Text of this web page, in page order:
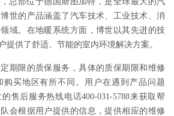
世的产品涵盖了汽车技术、工业技术、消
域。在地暖系统方面，博世以其先进的技
提供了舒适、节能的室内环境解决方案。
期限的质保服务，具体的质保期限和维修
购买地区有所不同。用户在遇到产品问题
售后服务热线电话400-031-5788来获取帮
会根据用户提供的信息，提供相应的维修